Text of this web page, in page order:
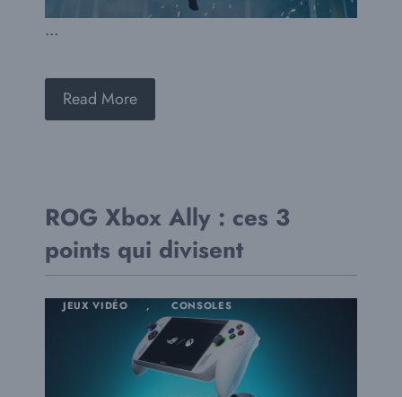
...
Read More
ROG Xbox Ally : ces 3
points qui divisent
JEUX VIDÉO , CONSOLES